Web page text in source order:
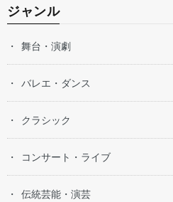
ジャンル
舞台・演劇
バレエ・ダンス
クラシック
コンサート・ライブ
伝統芸能・演芸